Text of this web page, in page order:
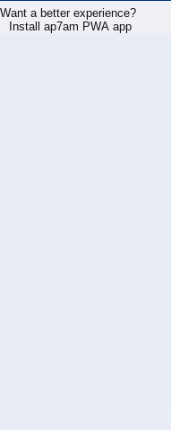
Want a better experience?
Install ap7am PWA app